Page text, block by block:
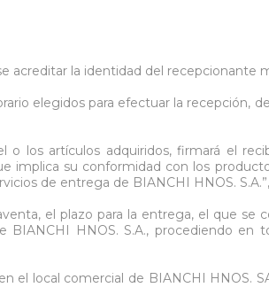
acreditar la identidad del
elegidos para efectuar la recepción,
o los artículos adquiridos, firmará el
implica su conformidad con los
de entrega de BIANCHI HNOS.
el plazo para la entrega, el que
BIANCHI HNOS. S.A., procediendo
el local comercial de BIANCHI HNOS.